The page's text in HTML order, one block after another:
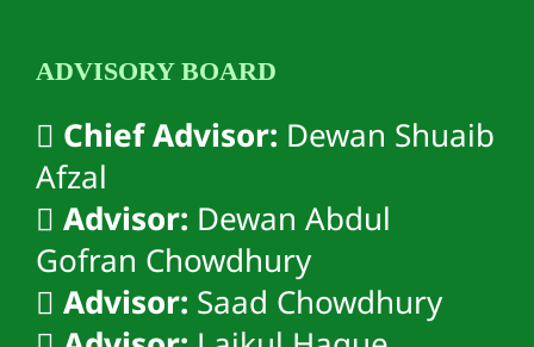
ADVISORY BOARD
Chief Advisor: Dewan Shuaib
Afzal
Advisor: Dewan Abdul
Gofran Chowdhury
Advisor: Saad Chowdhury